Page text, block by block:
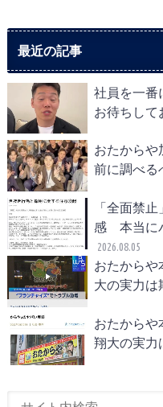
最近の記事
社員を一番
お待ちして
おたから
前に調べる
「全面禁
感 本当に
2026.08.05
おたから
大の実力は
おたから
翔大の実力